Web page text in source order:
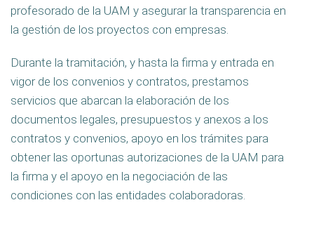
profesorado de la UAM y asegurar la transparencia en
la gestión de los proyectos con empresas.
Durante la tramitación, y hasta la firma y entrada en
vigor de los convenios y contratos, prestamos
servicios que abarcan la elaboración de los
documentos legales, presupuestos y anexos a los
contratos y convenios, apoyo en los trámites para
obtener las oportunas autorizaciones de la UAM para
la firma y el apoyo en la negociación de las
condiciones con las entidades colaboradoras.